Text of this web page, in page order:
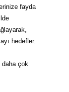
fayda
hedefler.
daha çok